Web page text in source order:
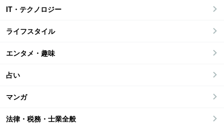
IT・テクノロジー
ライフスタイル
エンタメ・趣味
占い
マンガ
法律・税務・士業全般